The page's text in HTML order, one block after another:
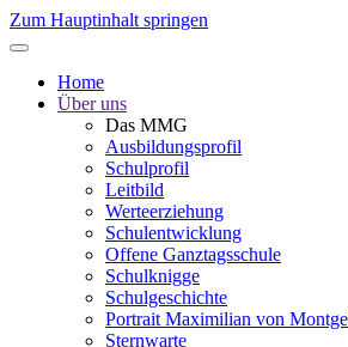
Zum Hauptinhalt springen
Home
Über uns
Das MMG
Ausbildungsprofil
Schulprofil
Leitbild
Werteerziehung
Schulentwicklung
Offene Ganztagsschule
Schulknigge
Schulgeschichte
Portrait Maximilian von
Sternwarte